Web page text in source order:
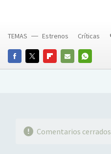
FACEBOOKTWITTERFLIPBOARD
E-
WHATSAPP
TEMAS Estrenos Críticas
Comentarios cerrados